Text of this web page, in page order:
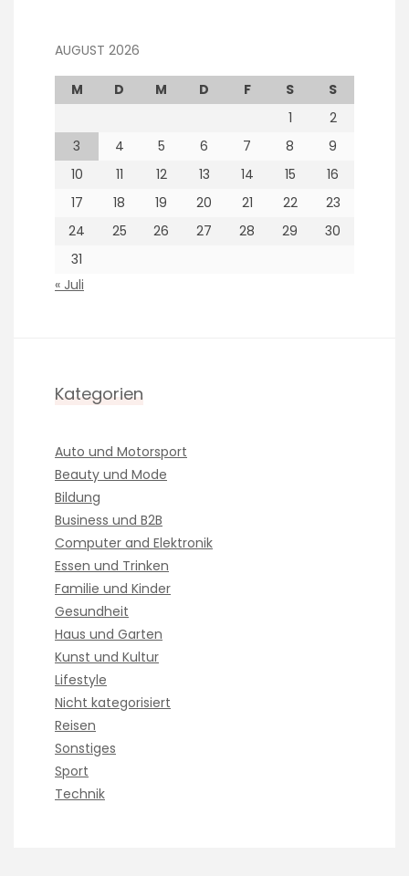
AUGUST 2026
M D M D F S
S
1
2
3
4 5 6 7 8
9
10
11 12 13 14 15
16
17
18 19 20 21 22
23
24
25 26 27 28 29
30
31
« Juli
Kategorien
Auto und Motorsport
Beauty und Mode
Bildung
Business und B2B
Computer and Elektronik
Essen und Trinken
Familie und Kinder
Gesundheit
Haus und Garten
Kunst und Kultur
Lifestyle
Nicht kategorisiert
Reisen
Sonstiges
Sport
Technik